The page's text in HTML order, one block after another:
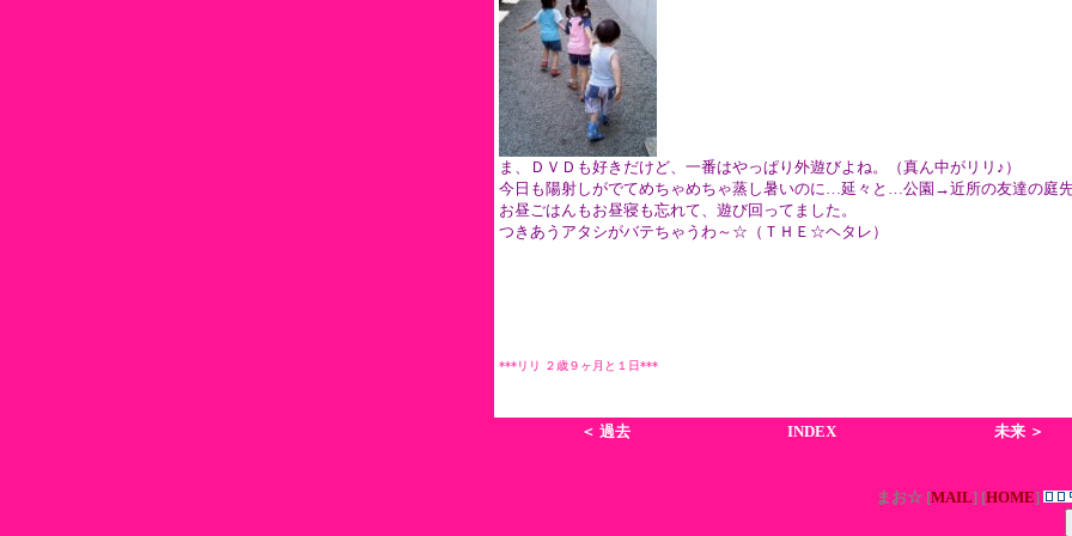
ま、ＤＶＤも好きだけど、一番はやっぱり外遊びよね。（真ん中がリリ♪）
今日も陽射しがでてめちゃめちゃ蒸し暑いのに…延々と…公園→近所の友達の庭
お昼ごはんもお昼寝も忘れて、遊び回ってました。
つきあうアタシがバテちゃうわ～☆（ＴＨＥ☆ヘタレ）
***リリ ２歳９ヶ月と１日***
＜ 過去 INDEX 未来 ＞
まお☆ [MAIL] [HOME]